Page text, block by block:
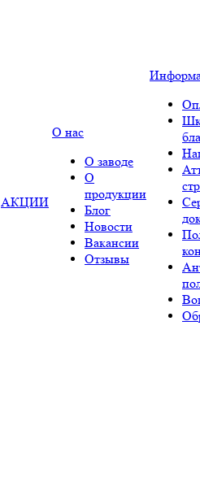
АКЦИИ
О нас
О заводе
О
продукции
Блог
Новости
Вакансии
Отзывы